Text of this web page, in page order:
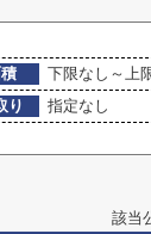
下限なし～上
り
指定なし
該当